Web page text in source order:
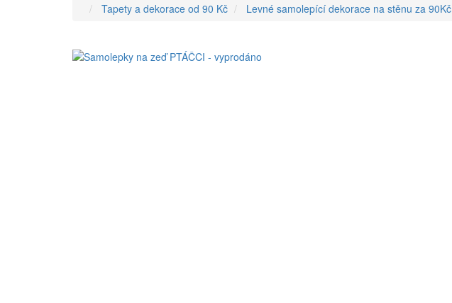
Tapety a dekorace od 90 Kč Levné samolepící dekorace na stěnu za 90Kč